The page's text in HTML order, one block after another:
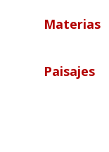
Materias
Paisajes